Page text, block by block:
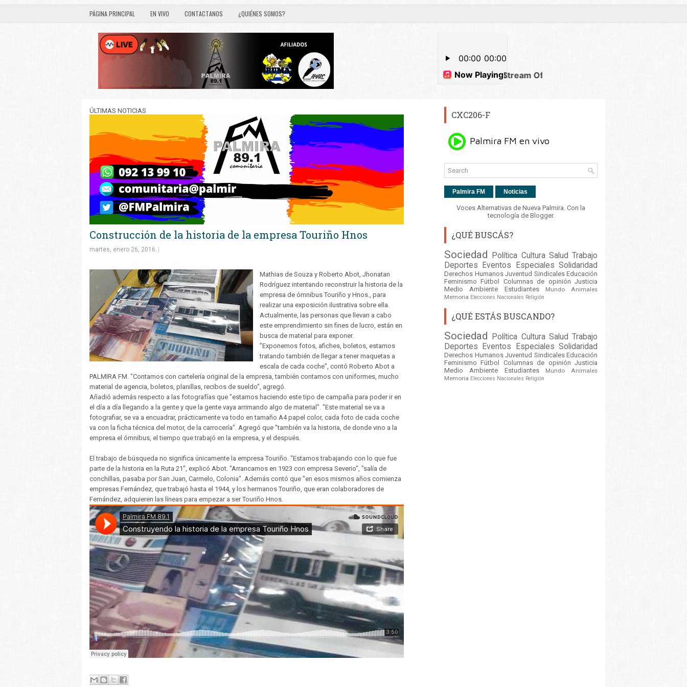
PÁGINA PRINCIPAL EN VIVO CONTACTANOS ¿QUIÉNES SOMOS?
ÚLTIMAS NOTICIAS
Construcción de la historia de la empresa Touriño Hnos
martes, enero 26, 2016
Mathias de Souza y Roberto Abot, Jhonatan
Rodríguez intentando reconstruir la historia de la
empresa de ómnibus Touriño y Hnos., para
realizar una exposición ilustrativa sobre ella.
Actualmente, las personas que llevan a cabo
este emprendimiento sin fines de lucro, están en
busca de material para exponer.
"Exponemos fotos, afiches, boletos, estamos
tratando también de llegar a tener maquetas a
escala de cada coche", contó Roberto Abot a
PALMIRA FM. "Contamos con cartelería original de la empresa, también contamos con uniformes, mucho
material de agencia, boletos, planillas, recibos de sueldo", agregó.
Añadió además respecto a las fotografías que "estamos haciendo este tipo de campaña para poder ir en
el día a día llegando a la gente y que la gente vaya arrimando algo de material". "Este material se va a
fotografiar, se va a encuadrar, prácticamente va todo en tamaño A4 papel color, cada foto de cada coche
va con la ficha técnica del motor, de la carrocería". Agregó que "también va la historia, de donde vino a la
empresa el ómnibus, el tiempo que trabajó en la empresa, y el después.
El trabajo de búsqueda no significa únicamente la empresa Touriño. "Estamos trabajando con lo que fue
parte de la historia en la Ruta 21", explicó Abot. "Arrancamos en 1923 con empresa Severio", "salía de
conchillas, pasaba por San Juan, Carmelo, Colonia". Además contó que "en esos mismos años comienza
empresas Fernández, que trabajó hasta el 1944, y los hermanos Touriño, que eran colaboradores de
Fernández, adquieren las líneas para empezar a ser Touriño Hnos.
CXC206-F
Palmira FM Noticias
Voces Alternativas de Nueva Palmira. Con la
tecnología de Blogger.
¿QUÉ BUSCÁS?
Sociedad Política Cultura Salud Trabajo
Deportes
Eventos Especiales Solidaridad
Derechos Humanos Juventud Sindicales Educación
Feminismo Fútbol Columnas de opinión Justicia
Medio Ambiente
Estudiantes Mundo
Animales
Memoria Elecciones Nacionales Religión
¿QUÉ ESTÁS BUSCANDO?
Sociedad Política Cultura Salud Trabajo
Deportes
Eventos Especiales Solidaridad
Derechos Humanos Juventud Sindicales Educación
Feminismo Fútbol Columnas de opinión Justicia
Medio Ambiente
Estudiantes Mundo
Animales
Memoria Elecciones Nacionales Religión